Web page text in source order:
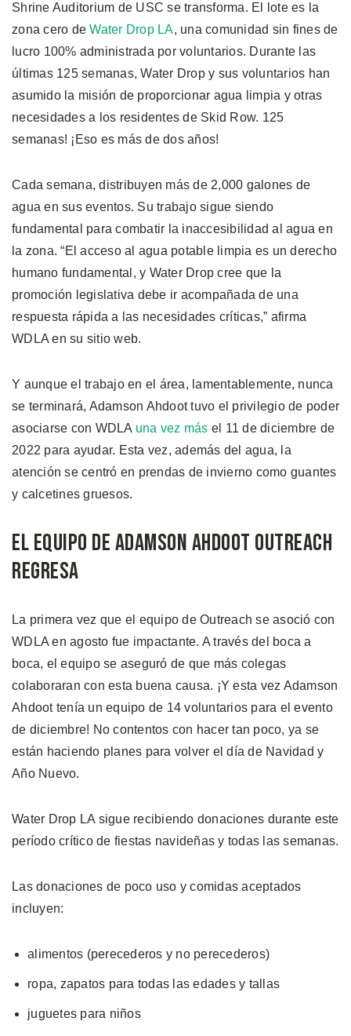
Shrine Auditorium de USC se transforma. El lote es la
zona cero deWater Drop LA, una comunidad sin fines de
lucro 100% administrada por voluntarios. Durante las
últimas 125 semanas, Water Drop y sus voluntarios han
asumido la misión de proporcionar agua limpia y otras
necesidades a los residentes de Skid Row. 125
semanas! ¡Eso es más de dos años!
Cada semana, distribuyen más de 2,000 galones de
agua en sus eventos. Su trabajo sigue siendo
fundamental para combatir la inaccesibilidad al agua en
la zona. “El acceso al agua potable limpia es un derecho
humano fundamental, y Water Drop cree que la
promoción legislativa debe ir acompañada de una
respuesta rápida a las necesidades críticas,” afirma
WDLA en su sitio web.
Y aunque el trabajo en el área, lamentablemente, nunca
se terminará, Adamson Ahdoot tuvo el privilegio de poder
asociarse con WDLA una vez más el 11 de diciembre de
2022 para ayudar. Esta vez, además del agua, la
atención se centró en prendas de invierno como guantes
y calcetines gruesos.
El Equipo de Adamson Ahdoot Outreach
Regresa
La primera vez que el equipo de Outreach se asoció con
WDLA en agosto fue impactante. A través del boca a
boca, el equipo se aseguró de que más colegas
colaboraran con esta buena causa. ¡Y esta vez Adamson
Ahdoot tenía un equipo de 14 voluntarios para el evento
de diciembre! No contentos con hacer tan poco, ya se
están haciendo planes para volver el día de Navidad y
Año Nuevo.
Water Drop LA sigue recibiendo donaciones durante este
período crítico de fiestas navideñas y todas las semanas.
Las donaciones de poco uso y comidas aceptados
incluyen:
alimentos (perecederos y no perecederos)
ropa, zapatos para todas las edades y tallas
juguetes para niños